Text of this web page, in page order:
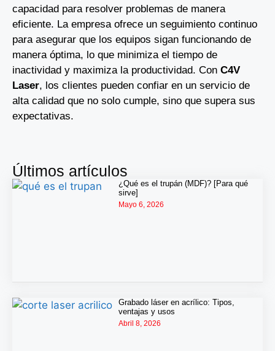
capacidad para resolver problemas de manera
eficiente. La empresa ofrece un seguimiento continuo
para asegurar que los equipos sigan funcionando de
manera óptima, lo que minimiza el tiempo de
inactividad y maximiza la productividad. Con C4V
Laser, los clientes pueden confiar en un servicio de
alta calidad que no solo cumple, sino que supera sus
expectativas.
Últimos artículos
¿Qué es el trupán (MDF)? [Para qué
sirve]
Mayo 6, 2026
Grabado láser en acrílico: Tipos,
ventajas y usos
Abril 8, 2026